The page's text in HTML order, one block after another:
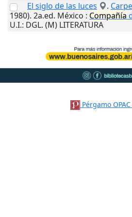
El siglo de las luces .
1980). 2a.ed. México : Compañía
U.I.: DGL. (M) LITERATURA
Pérgamo